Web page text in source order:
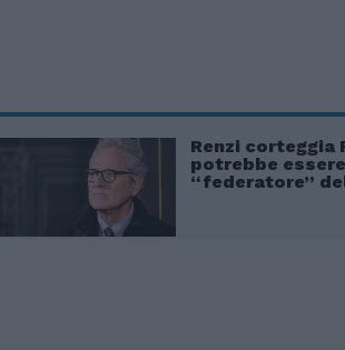
Renzi corteggia
potrebbe
“federatore”